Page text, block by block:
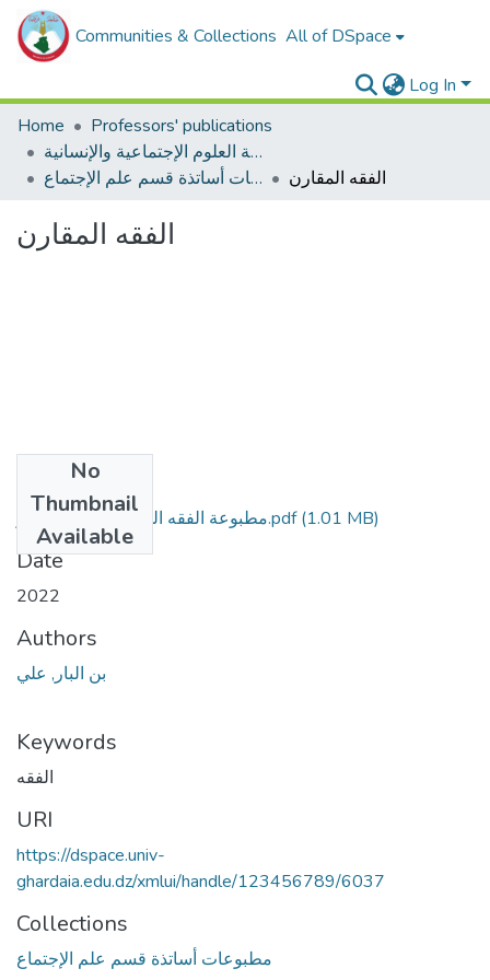
Communities & Collections All of DSpace
Log In
Home
Professors' publications
مطبوعات أساتذة كلية العلوم الإجتماعية والإنسانية
مطبوعات أساتذة قسم علم الإجتماع
الفقه المقارن
الفقه المقارن
No
Thumbnail
Available
مطبوعة الفقه المقارن علي بن البار.pdf(1.01 MB)
Date
2022
Authors
بن البار, علي
Keywords
الفقه
URI
https://dspace.univ-
ghardaia.edu.dz/xmlui/handle/123456789/6037
Collections
مطبوعات أساتذة قسم علم الإجتماع